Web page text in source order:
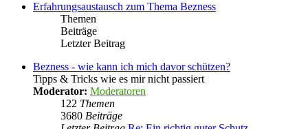
Erfahrungsaustausch zum Thema Bezness
Themen
Beiträge
Letzter Beitrag
Bezness - wie kann ich mich davor schützen?
Tipps & Tricks wie es mir nicht passiert
Moderator: Moderatoren
122 Themen
3680 Beiträge